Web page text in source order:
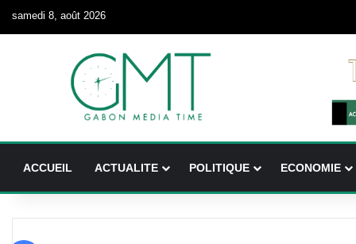
samedi 8, août 2026
ACCUEIL ACTUALITE POLITIQUE ECONOMIE